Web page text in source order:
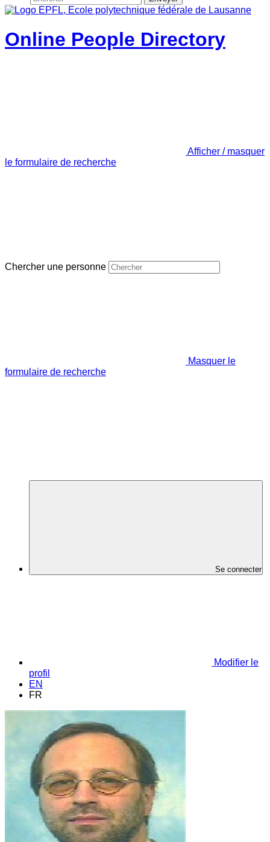
Online People Directory
Afficher / masquer
le formulaire de recherche
Chercher une personne
Masquer le
formulaire de recherche
Se connecter
Modifier le
profil
EN
FR